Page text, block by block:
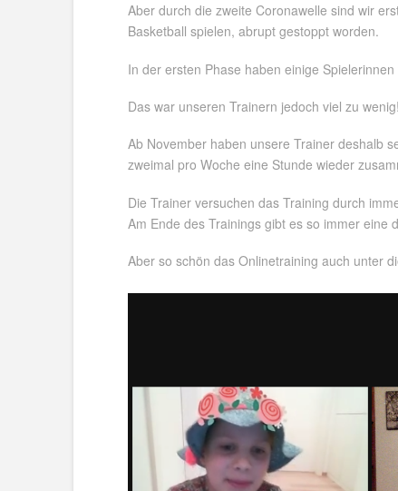
Aber durch die zweite Coronawelle sind wir
Basketball spielen, abrupt gestoppt worden.
In der ersten Phase haben einige
Das war unseren Trainern jedoch viel zu wenig!
Ab November haben unsere Trainer deshalb
zweimal pro Woche eine Stunde wieder
Die Trainer versuchen das Training durch
Am Ende des Trainings gibt es so immer
Aber so schön das Onlinetraining auch unter